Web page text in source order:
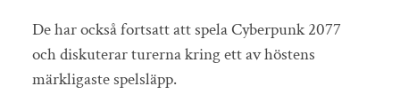
De har också fortsatt att spela Cyberpunk 2077
och diskuterar turerna kring ett av höstens
märkligaste spelsläpp.